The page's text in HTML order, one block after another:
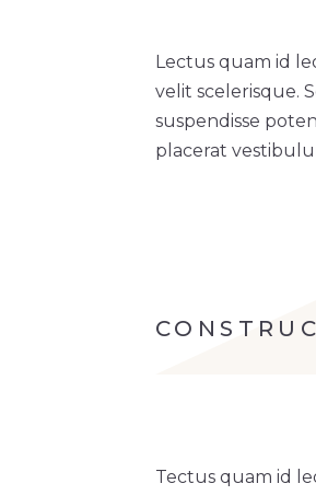
Lectus quam id
velit scelerisque.
suspendisse
placerat
Tectus quam id